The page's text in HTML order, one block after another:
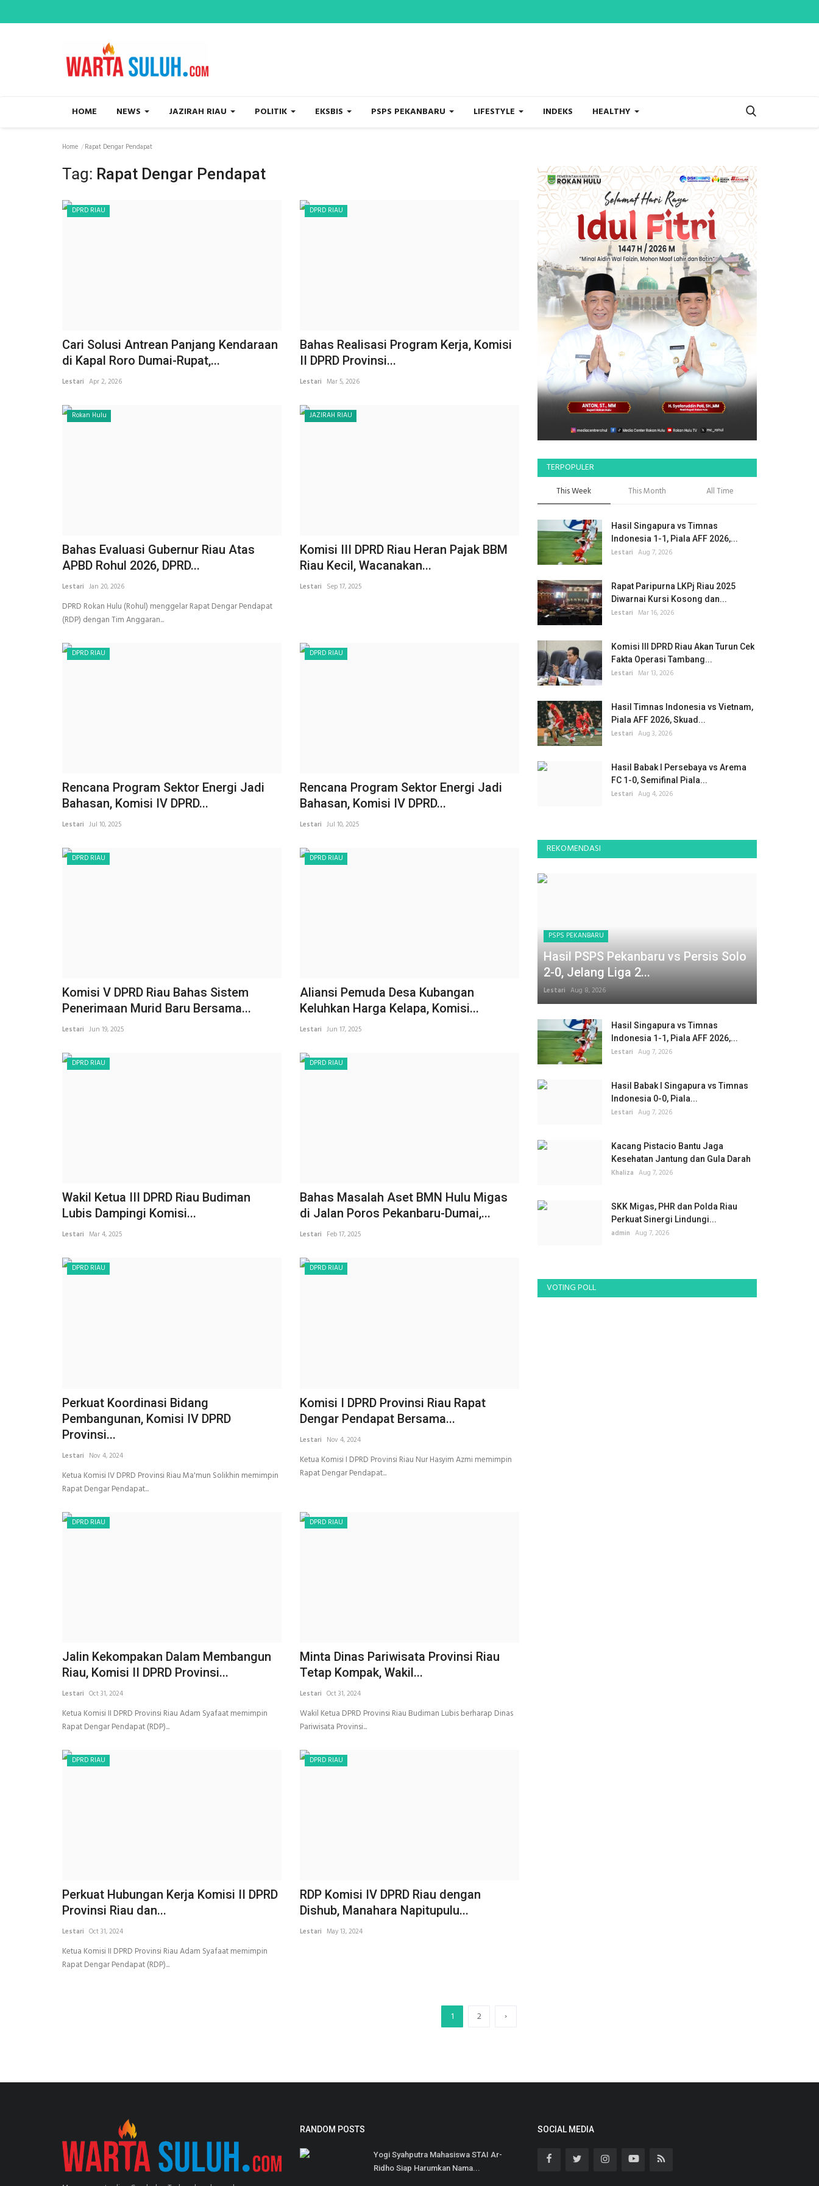
HOME NEWS JAZIRAH RIAU POLITIK EKSBIS PSPS PEKANBARU LIFESTYLE INDEKS HEALTHY
Home Rapat Dengar Pendapat
Tag: Rapat Dengar Pendapat
DPRD RIAU
Cari Solusi Antrean Panjang Kendaraan
di Kapal Roro Dumai-Rupat,...
Lestari Apr 2, 2026
DPRD RIAU
Bahas Realisasi Program Kerja, Komisi
II DPRD Provinsi...
Lestari Mar 5, 2026
Rokan Hulu
Bahas Evaluasi Gubernur Riau Atas
APBD Rohul 2026, DPRD...
Lestari Jan 20, 2026
DPRD Rokan Hulu (Rohul) menggelar Rapat Dengar Pendapat
(RDP) dengan Tim Anggaran...
JAZIRAH RIAU
Komisi III DPRD Riau Heran Pajak BBM
Riau Kecil, Wacanakan...
Lestari Sep 17, 2025
DPRD RIAU
Rencana Program Sektor Energi Jadi
Bahasan, Komisi IV DPRD...
Lestari Jul 10, 2025
DPRD RIAU
Rencana Program Sektor Energi Jadi
Bahasan, Komisi IV DPRD...
Lestari Jul 10, 2025
DPRD RIAU
Komisi V DPRD Riau Bahas Sistem
Penerimaan Murid Baru Bersama...
Lestari Jun 19, 2025
DPRD RIAU
Aliansi Pemuda Desa Kubangan
Keluhkan Harga Kelapa, Komisi...
Lestari Jun 17, 2025
DPRD RIAU
Wakil Ketua III DPRD Riau Budiman
Lubis Dampingi Komisi...
Lestari Mar 4, 2025
DPRD RIAU
Bahas Masalah Aset BMN Hulu Migas
di Jalan Poros Pekanbaru-Dumai,...
Lestari Feb 17, 2025
DPRD RIAU
Perkuat Koordinasi Bidang
Pembangunan, Komisi IV DPRD
Provinsi...
Lestari Nov 4, 2024
Ketua Komisi IV DPRD Provinsi Riau Ma'mun Solikhin memimpin
Rapat Dengar Pendapat...
DPRD RIAU
Komisi I DPRD Provinsi Riau Rapat
Dengar Pendapat Bersama...
Lestari Nov 4, 2024
Ketua Komisi I DPRD Provinsi Riau Nur Hasyim Azmi memimpin
Rapat Dengar Pendapat...
DPRD RIAU
Jalin Kekompakan Dalam Membangun
Riau, Komisi II DPRD Provinsi...
Lestari Oct 31, 2024
Ketua Komisi II DPRD Provinsi Riau Adam Syafaat memimpin
Rapat Dengar Pendapat (RDP)...
DPRD RIAU
Minta Dinas Pariwisata Provinsi Riau
Tetap Kompak, Wakil...
Lestari Oct 31, 2024
Wakil Ketua DPRD Provinsi Riau Budiman Lubis berharap Dinas
Pariwisata Provinsi...
DPRD RIAU
Perkuat Hubungan Kerja Komisi II DPRD
Provinsi Riau dan...
Lestari Oct 31, 2024
Ketua Komisi II DPRD Provinsi Riau Adam Syafaat memimpin
Rapat Dengar Pendapat (RDP)...
DPRD RIAU
RDP Komisi IV DPRD Riau dengan
Dishub, Manahara Napitupulu...
Lestari May 13, 2024
1 2 ›
TERPOPULER
This Week This Month All Time
Hasil Singapura vs Timnas
Indonesia 1-1, Piala AFF 2026,...
Lestari Aug 7, 2026
Rapat Paripurna LKPj Riau 2025
Diwarnai Kursi Kosong dan...
Lestari Mar 16, 2026
Komisi III DPRD Riau Akan Turun Cek
Fakta Operasi Tambang...
Lestari Mar 13, 2026
Hasil Timnas Indonesia vs Vietnam,
Piala AFF 2026, Skuad...
Lestari Aug 3, 2026
Hasil Babak I Persebaya vs Arema
FC 1-0, Semifinal Piala...
Lestari Aug 4, 2026
REKOMENDASI
PSPS PEKANBARU
Hasil PSPS Pekanbaru vs Persis Solo
2-0, Jelang Liga 2...
Lestari Aug 8, 2026
Hasil Singapura vs Timnas
Indonesia 1-1, Piala AFF 2026,...
Lestari Aug 7, 2026
Hasil Babak I Singapura vs Timnas
Indonesia 0-0, Piala...
Lestari Aug 7, 2026
Kacang Pistacio Bantu Jaga
Kesehatan Jantung dan Gula Darah
Khaliza Aug 7, 2026
SKK Migas, PHR dan Polda Riau
Perkuat Sinergi Lindungi...
admin Aug 7, 2026
VOTING POLL
RANDOM POSTS
Yogi Syahputra Mahasiswa STAI Ar-
Ridho Siap Harumkan Nama...
SOCIAL MEDIA